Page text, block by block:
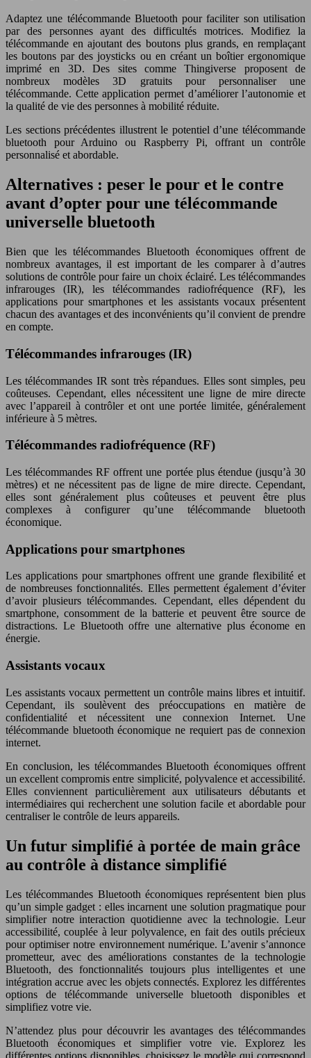
Adaptez une télécommande Bluetooth pour faciliter son utilisation
par des personnes ayant des difficultés motrices. Modifiez la
télécommande en ajoutant des boutons plus grands, en remplaçant
les boutons par des joysticks ou en créant un boîtier ergonomique
imprimé en 3D. Des sites comme Thingiverse proposent de
nombreux modèles 3D gratuits pour personnaliser une
télécommande. Cette application permet d’améliorer l’autonomie et
la qualité de vie des personnes à mobilité réduite.
Les sections précédentes illustrent le potentiel d’une télécommande
bluetooth pour Arduino ou Raspberry Pi, offrant un contrôle
personnalisé et abordable.
Alternatives : peser le pour et le contre
avant d’opter pour une télécommande
universelle bluetooth
Bien que les télécommandes Bluetooth économiques offrent de
nombreux avantages, il est important de les comparer à d’autres
solutions de contrôle pour faire un choix éclairé. Les télécommandes
infrarouges (IR), les télécommandes radiofréquence (RF), les
applications pour smartphones et les assistants vocaux présentent
chacun des avantages et des inconvénients qu’il convient de prendre
en compte.
Télécommandes infrarouges (IR)
Les télécommandes IR sont très répandues. Elles sont simples, peu
coûteuses. Cependant, elles nécessitent une ligne de mire directe
avec l’appareil à contrôler et ont une portée limitée, généralement
inférieure à 5 mètres.
Télécommandes radiofréquence (RF)
Les télécommandes RF offrent une portée plus étendue (jusqu’à 30
mètres) et ne nécessitent pas de ligne de mire directe. Cependant,
elles sont généralement plus coûteuses et peuvent être plus
complexes à configurer qu’une télécommande bluetooth
économique.
Applications pour smartphones
Les applications pour smartphones offrent une grande flexibilité et
de nombreuses fonctionnalités. Elles permettent également d’éviter
d’avoir plusieurs télécommandes. Cependant, elles dépendent du
smartphone, consomment de la batterie et peuvent être source de
distractions. Le Bluetooth offre une alternative plus économe en
énergie.
Assistants vocaux
Les assistants vocaux permettent un contrôle mains libres et intuitif.
Cependant, ils soulèvent des préoccupations en matière de
confidentialité et nécessitent une connexion Internet. Une
télécommande bluetooth économique ne requiert pas de connexion
internet.
En conclusion, les télécommandes Bluetooth économiques offrent
un excellent compromis entre simplicité, polyvalence et accessibilité.
Elles conviennent particulièrement aux utilisateurs débutants et
intermédiaires qui recherchent une solution facile et abordable pour
centraliser le contrôle de leurs appareils.
Un futur simplifié à portée de main grâce
au contrôle à distance simplifié
Les télécommandes Bluetooth économiques représentent bien plus
qu’un simple gadget : elles incarnent une solution pragmatique pour
simplifier notre interaction quotidienne avec la technologie. Leur
accessibilité, couplée à leur polyvalence, en fait des outils précieux
pour optimiser notre environnement numérique. L’avenir s’annonce
prometteur, avec des améliorations constantes de la technologie
Bluetooth, des fonctionnalités toujours plus intelligentes et une
intégration accrue avec les objets connectés. Explorez les différentes
options de télécommande universelle bluetooth disponibles et
simplifiez votre vie.
N’attendez plus pour découvrir les avantages des télécommandes
Bluetooth économiques et simplifier votre vie. Explorez les
différentes options disponibles, choisissez le modèle qui correspond